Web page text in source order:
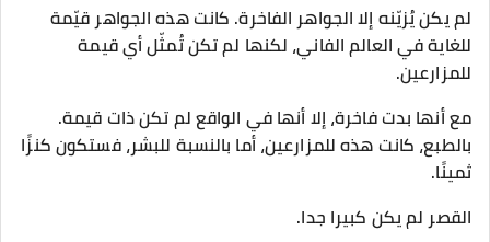
لم يكن يُزيّنه إلا الجواهر الفاخرة. كانت هذه الجواهر قيّمة
للغاية في العالم الفاني، لكنها لم تكن تُمثّل أي قيمة
للمزارعين.
مع أنها بدت فاخرة، إلا أنها في الواقع لم تكن ذات قيمة.
بالطبع، كانت هذه للمزارعين، أما بالنسبة للبشر، فستكون كنزًا
ثمينًا.
القصر لم يكن كبيرا جدا.